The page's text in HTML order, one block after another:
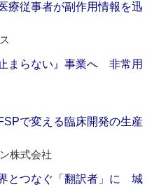
療従事者が副作用情報を迅
まらない』事業へ 非常用
で変える臨床開発の生産
株式会社
とつなぐ「翻訳者」に 城